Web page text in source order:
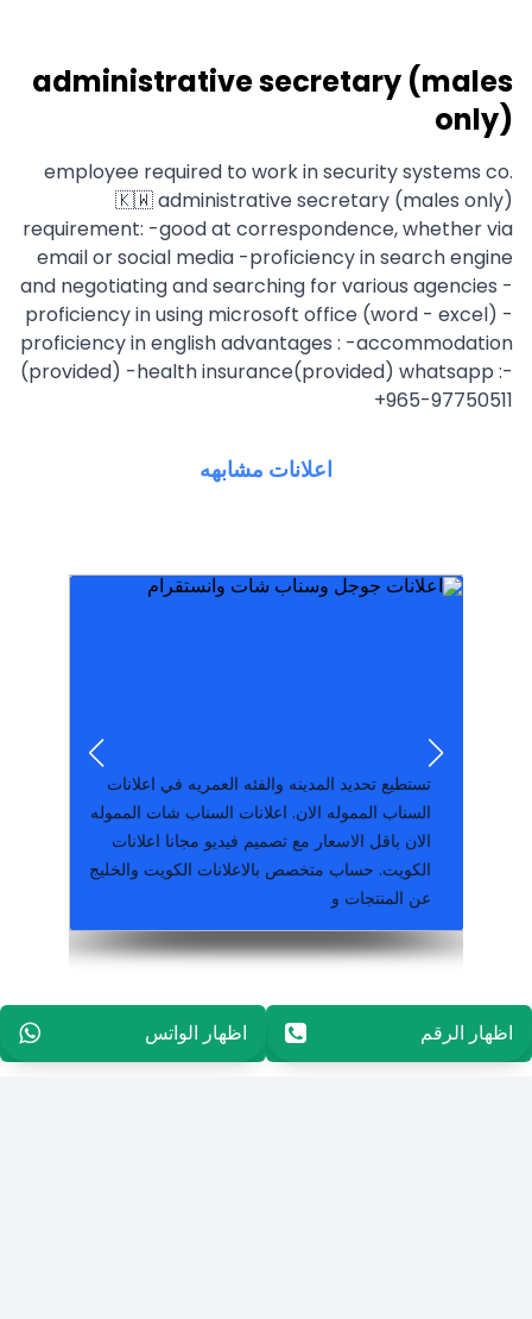
administrative secretary (males
only)
employee required to work in security systems co.
🇰🇼 administrative secretary (males only)
requirement: -good at correspondence, whether via
email or social media -proficiency in search engine
and negotiating and searching for various agencies -
proficiency in using microsoft office (word - excel) -
proficiency in english advantages : -accommodation
(provided) -health insurance(provided) whatsapp :-
+965-97750511
اعلانات مشابهه
معين؟ انضم إلينا الآن وقم بشراء، بيع أو تداول أي
موبايلات وعقار. أشه
تستطيع تحديد المدينه والفئه العمريه في اعلانات
السناب المموله الان. اعلانات السناب شات المموله
الان باقل الاسعار مع تصميم فيديو مجانا اعلانات
الكويت. حساب متخصص بالاعلانات الكويت والخليج
عن المنتجات و
مجانا على موقع روجلي / مصر عقارات, سيارات ,
اظهار الرقم96594171116 اظهار الواتس96594171116